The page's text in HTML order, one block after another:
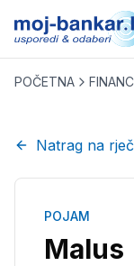
POČETNA
Natrag na
POJAM
Malus